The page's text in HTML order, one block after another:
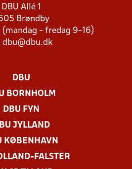
DBU Allé 1
Brøndby
(mandag - fredag 9-16)
dbu@dbu.dk
DBU
BORNHOLM
DBU FYN
JYLLAND
KØBENHAVN
FALSTER